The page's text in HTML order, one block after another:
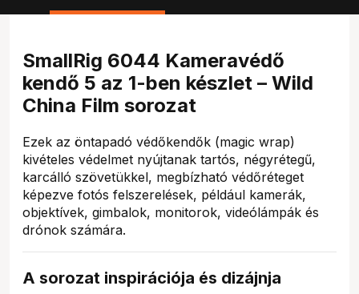
SmallRig 6044 Kameravédő
kendő 5 az 1-ben készlet – Wild
China Film sorozat
Ezek az öntapadó védőkendők (magic wrap)
kivételes védelmet nyújtanak tartós, négyrétegű,
karcálló szövetükkel, megbízható védőréteget
képezve fotós felszerelések, például kamerák,
objektívek, gimbalok, monitorok, videólámpák és
drónok számára.
A sorozat inspirációja és dizájnja